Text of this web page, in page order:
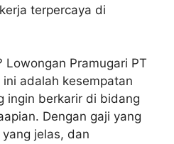
terpercaya di
Lowongan Pramugari PT
ini adalah kesempatan
ingin berkarir di bidang
Dengan gaji yang
jelas, dan